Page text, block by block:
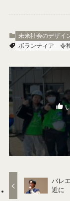
未来社会のデザイ
ボランティア
令
バレ
近に